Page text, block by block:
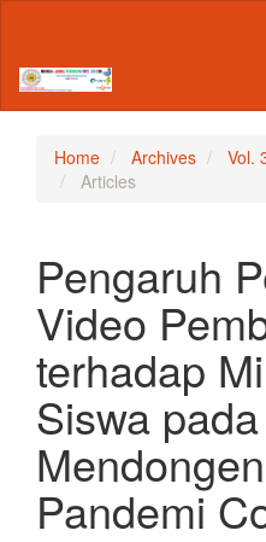
Content
Sidebar
Home Archives
Vol.
Articles
Pengaruh
Video
terhadap
Siswa
Pandemi